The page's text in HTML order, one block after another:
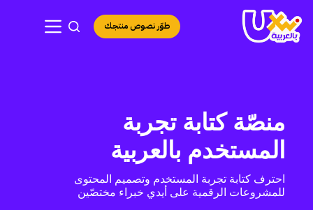
إلى
المحتوى
طوّر نصوص منتجك
منصّة كتابة تجربة
المستخدم بالعربية
احترف كتابة تجربة المستخدم وتصميم المحتوى
للمشروعات الرقمية على أيدي خبراء مختصّين